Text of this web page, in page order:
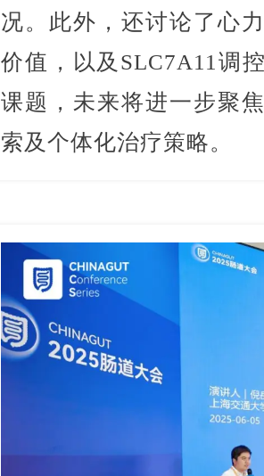
况。此外，还讨论了心
价值，以及SLC7A11调
课题，未来将进一步聚
索及个体化治疗策略。